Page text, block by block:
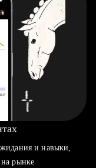
и навыки,
рынке